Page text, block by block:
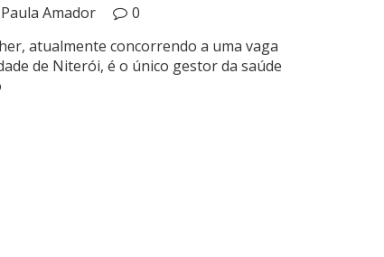
Paula Amador
0
atualmente concorrendo a uma vaga
de Niterói, é o único gestor da saúde